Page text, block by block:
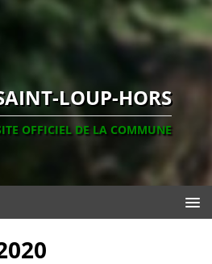
LOUP-HORS
OFFICIEL DE LA COMMUNE